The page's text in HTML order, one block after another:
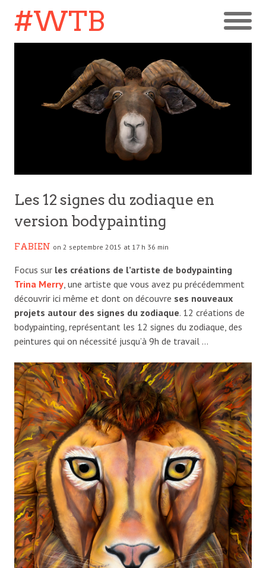
#WTB
Les 12 signes du zodiaque en
version bodypainting
FABIEN on 2 septembre 2015 at 17 h 36 min
Focus sur les créations de l’artiste de bodypainting
Trina Merry, une artiste que vous avez pu précédemment
découvrir ici même et dont on découvre ses nouveaux
projets autour des signes du zodiaque. 12 créations de
bodypainting, représentant les 12 signes du zodiaque, des
peintures qui on nécessité jusqu’à 9h de travail …